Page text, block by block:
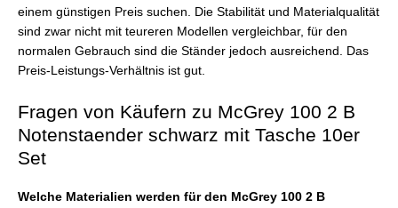
einem günstigen Preis suchen. Die Stabilität und Materialqualität
sind zwar nicht mit teureren Modellen vergleichbar, für den
normalen Gebrauch sind die Ständer jedoch ausreichend. Das
Preis-Leistungs-Verhältnis ist gut.
Fragen von Käufern zu McGrey 100 2 B
Notenstaender schwarz mit Tasche 10er
Set
Welche Materialien werden für den McGrey 100 2 B